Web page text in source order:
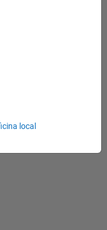
Technology Analyst
local